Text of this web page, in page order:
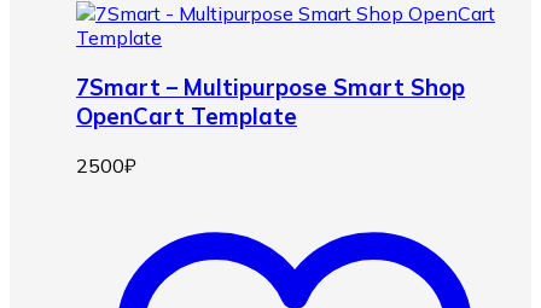
7Smart – Multipurpose Smart Shop
OpenCart Template
2500₽